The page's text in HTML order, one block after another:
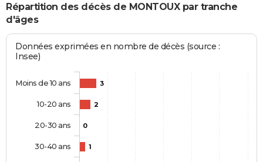
Répartition des décès de MONTOUX par tranche
d'âges
Données exprimées en nombre de décès (source :
Insee)
3
2
0
1
Moins de 10 ans
10-20 ans
20-30 ans
30-40 ans